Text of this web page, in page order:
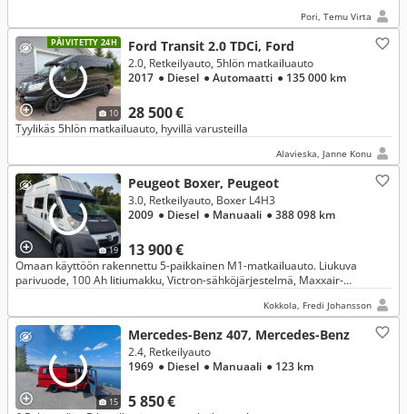
Pori, Temu Virta
PÄIVITETTY 24H
10
Ford Transit 2.0 TDCi, Ford
28 500 €
2.0, Retkeilyauto, 5hlön matkailuauto
2017 ● Diesel ● Automaatti ● 135 000 km
Tyylikäs 5hlön matkailuauto, hyvillä varusteilla
Alavieska, Janne Konu
19
Peugeot Boxer, Peugeot
13 900 €
3.0, Retkeilyauto, Boxer L4H3
2009 ● Diesel ● Manuaali ● 388 098 km
Omaan käyttöön rakennettu 5-paikkainen M1-matkailuauto. Liukuva
parivuode, 100 Ah litiumakku, Victron-sähköjärjestelmä, Maxxair-
Kokkola, Fredi Johansson
15
Mercedes-Benz 407, Mercedes-Benz
5 850 €
2.4, Retkeilyauto
1969 ● Diesel ● Manuaali ● 123 km